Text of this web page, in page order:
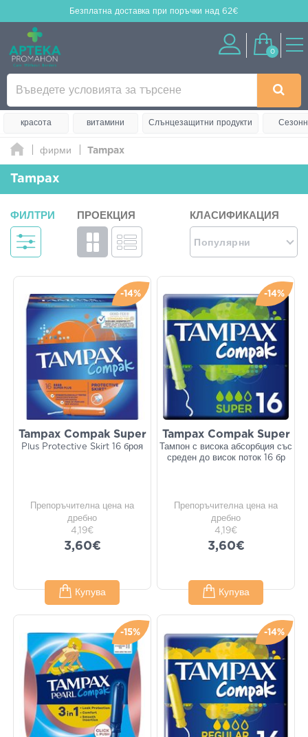
Безплатна доставка при поръчки над 62€
0
красота витамини Слънцезащитни продукти
фирми Tampax
Tampax
ФИЛТРИ ПРОЕКЦИЯ КЛАСИФИКАЦИЯ
Популярни
-14%
Tampax Compak Super
Plus Protective Skirt 16 броя
Препоръчителна цена на
дребно
4,19€
3,60€
Купува
-14%
Tampax Compak Super
Тампон с висока абсорбция със
среден до висок поток 16 бр
Препоръчителна цена на
дребно
4,19€
3,60€
Купува
-15% -14%